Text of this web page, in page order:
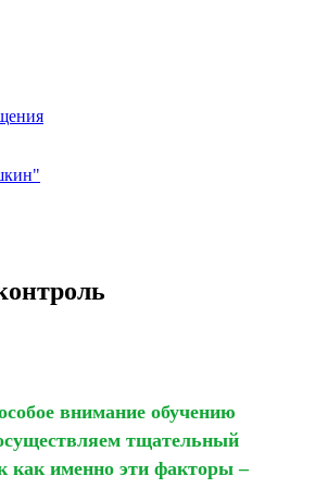
внимание обучению
тщательный
как именно эти факторы –